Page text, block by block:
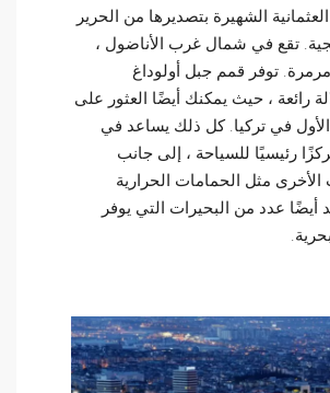
الشهيرة بتصديرها من الحرير
تقع في شمال غرب الأناضول ،
توفر قمم جبل أولوداغ
رائعة ، حيث يمكنك أيضًا العثور على
الأول في تركيا. كل ذلك يساعد في
رئيسيًا للسياحة ، إلى جانب
مثل الحمامات الحرارية
أيضًا عدد من البحيرات التي يوفر